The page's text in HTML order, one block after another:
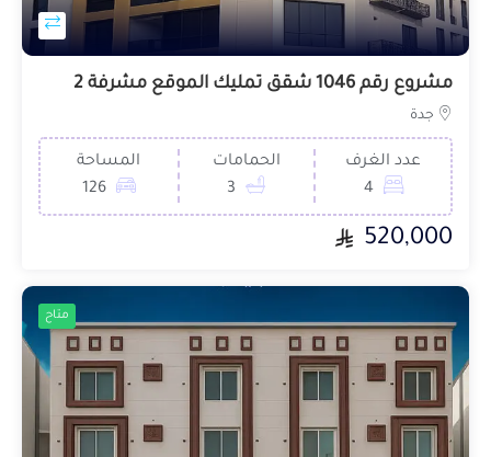
مشروع رقم 1046 شقق تمليك الموقع مشرفة 2
جدة
عدد الغرف
4
الحمامات
3
المساحة
126
520,000
متاح